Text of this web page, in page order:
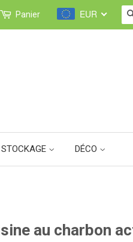
Panier EUR
STOCKAGE DÉCO
au charbon